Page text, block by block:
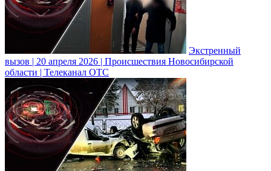
Экстренный
вызов | 20 апреля 2026 | Происшествия Новосибирской
области | Телеканал ОТС